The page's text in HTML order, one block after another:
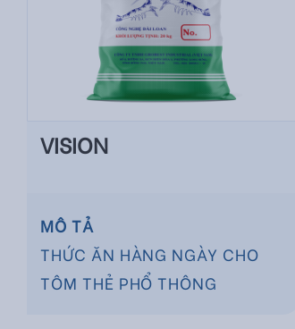
VISION
MÔ TẢ
THỨC ĂN HÀNG NGÀY CHO
TÔM THẺ PHỔ THÔNG